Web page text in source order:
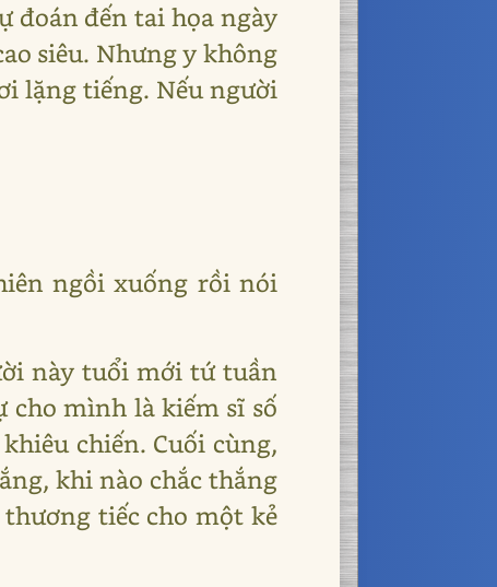
đoán đến tai họa ngày
siêu. Nhưng y không
lặng tiếng. Nếu người
ngồi xuống rồi nói
này tuổi mới tứ tuần
cho mình là kiếm sĩ số
chiến. Cuối cùng,
khi nào chắc thắng
tiếc cho một kẻ